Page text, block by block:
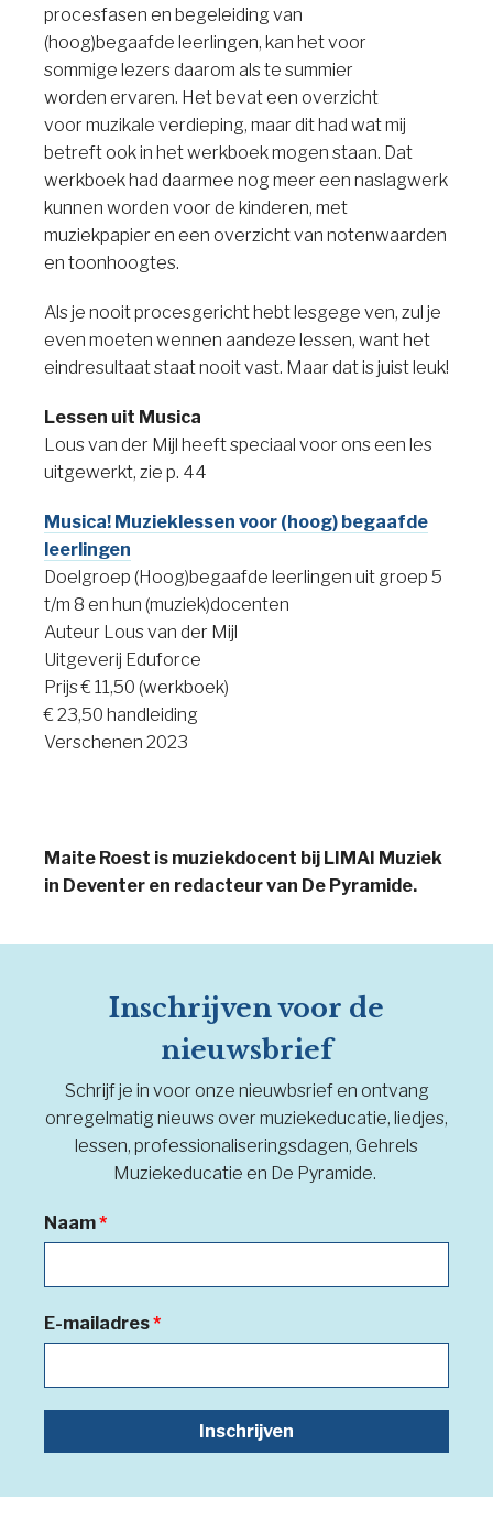
procesfasen en begeleiding van
(hoog)begaafde leerlingen, kan het voor
sommige lezers daarom als te summier
worden ervaren. Het bevat een overzicht
voor muzikale verdieping, maar dit had wat mij
betreft ook in het werkboek mogen staan. Dat
werkboek had daarmee nog meer een naslagwerk
kunnen worden voor de kinderen, met
muziekpapier en een overzicht van notenwaarden
en toonhoogtes.
Als je nooit procesgericht hebt lesgege ven, zul je
even moeten wennen aandeze lessen, want het
eindresultaat staat nooit vast. Maar dat is juist leuk!
Lessen uit Musica
Lous van der Mijl heeft speciaal voor ons een les
uitgewerkt, zie p. 44
Musica! Muzieklessen voor (hoog) begaafde
leerlingen
Doelgroep (Hoog)begaafde leerlingen uit groep 5
t/m 8 en hun (muziek)docenten
Auteur Lous van der Mijl
Uitgeverij Eduforce
Prijs € 11,50 (werkboek)
€ 23,50 handleiding
Verschenen 2023
Maite Roest is muziekdocent bij LIMAI Muziek
in Deventer en redacteur van De Pyramide.
Inschrijven voor de
nieuwsbrief
Schrijf je in voor onze nieuwbsrief en ontvang
onregelmatig nieuws over muziekeducatie, liedjes,
lessen, professionaliseringsdagen, Gehrels
Muziekeducatie en De Pyramide.
Naam*
E-mailadres*